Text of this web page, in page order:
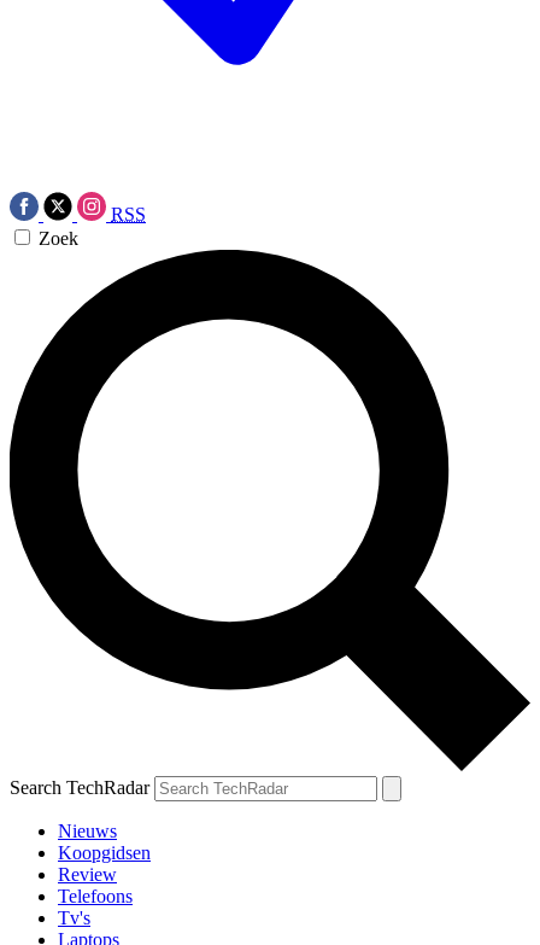
RSS
Zoek
Search TechRadar
Nieuws
Koopgidsen
Review
Telefoons
Tv's
Laptops